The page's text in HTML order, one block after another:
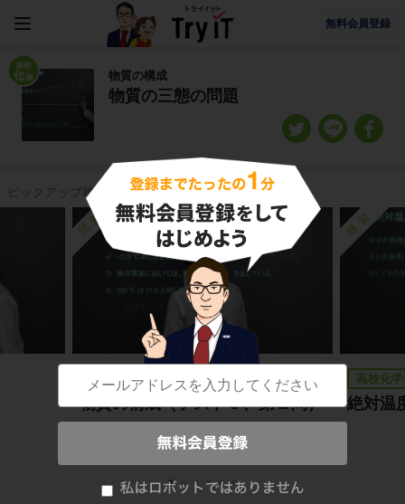
無料会員登録
物質の構成
物質の三態の問題
ピックアップ映像授業
問題
物質の構成（テスト３、第２問）
高校化学基礎
練習
絶対温
高校化